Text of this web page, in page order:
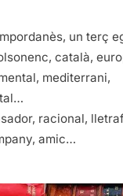
un terç
català,
mediterrani,
racional,
amic…